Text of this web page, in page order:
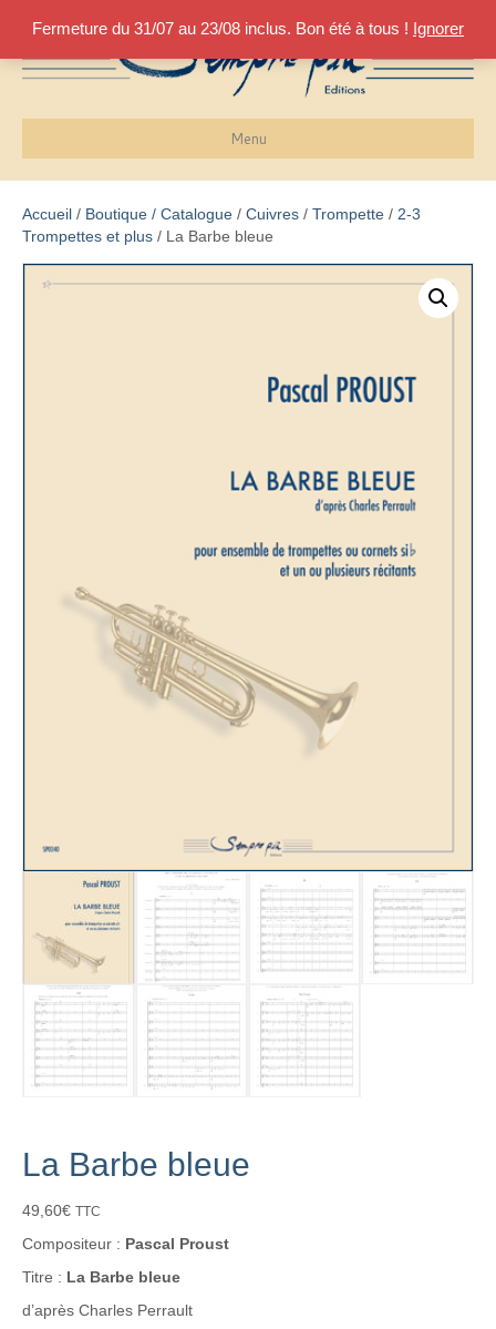
Fermeture du 31/07 au 23/08 inclus. Bon été à tous ! Ignorer
Menu
Accueil / Boutique / Catalogue / Cuivres / Trompette / 2-3
Trompettes et plus / La Barbe bleue
La Barbe bleue
49,60€ TTC
Compositeur : Pascal Proust
Titre : La Barbe bleue
d’après Charles Perrault